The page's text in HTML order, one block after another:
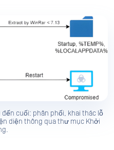
cuối: phân phối, khai thác lỗ
diện thông qua thư mục Khởi